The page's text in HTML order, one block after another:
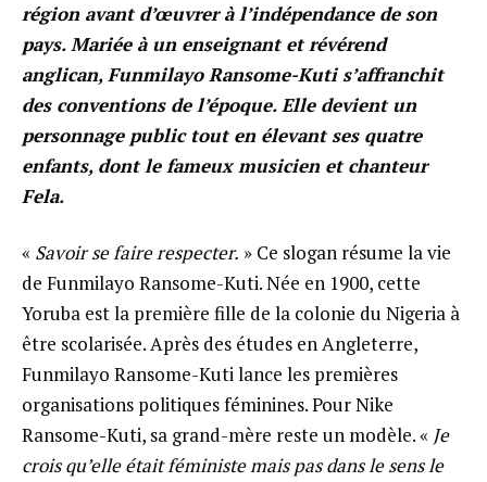
région avant d’œuvrer à l’indépendance de son
pays. Mariée à un enseignant et révérend
anglican, Funmilayo Ransome-Kuti s’affranchit
des conventions de l’époque. Elle devient un
personnage public tout en élevant ses quatre
enfants, dont le fameux musicien et chanteur
Fela.
« Savoir se faire respecter. » Ce slogan résume la vie
de Funmilayo Ransome-Kuti. Née en 1900, cette
Yoruba est la première fille de la colonie du Nigeria à
être scolarisée. Après des études en Angleterre,
Funmilayo Ransome-Kuti lance les premières
organisations politiques féminines. Pour Nike
Ransome-Kuti, sa grand-mère reste un modèle. « Je
crois qu’elle était féministe mais pas dans le sens le